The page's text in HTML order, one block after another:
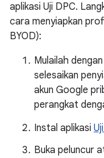
aplikasi Uji DPC.
cara menyiapkan
BYOD):
Mulailah
selesaikan
akun Google
perangkat
Instal aplikasi
Buka peluncur